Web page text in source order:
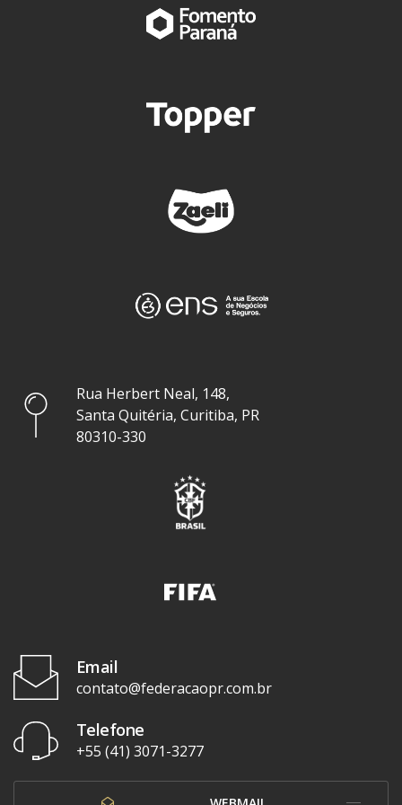
Rua Herbert Neal, 148,
Santa Quitéria, Curitiba, PR
80310-330
Email
contato@federacaopr.com.br
Telefone
+55 (41) 3071-3277